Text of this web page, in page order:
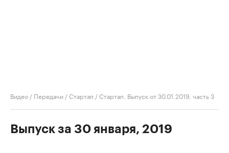
Видео / Передачи /Стартап /Стартап. Выпуск от 30.01.2019, часть 3
Выпуск за 30 января, 2019